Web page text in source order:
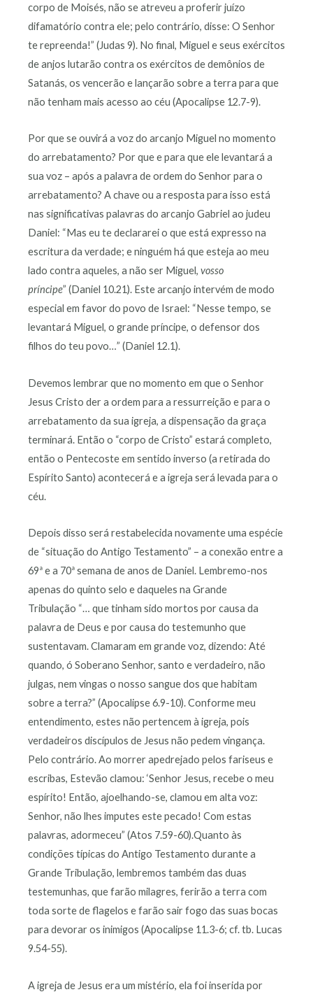
corpo de Moisés, não se atreveu a proferir juízo
difamatório contra ele; pelo contrário, disse: O Senhor
te repreenda!” (Judas 9). No final, Miguel e seus exércitos
de anjos lutarão contra os exércitos de demônios de
Satanás, os vencerão e lançarão sobre a terra para que
não tenham mais acesso ao céu (Apocalipse 12.7-9).
Por que se ouvirá a voz do arcanjo Miguel no momento
do arrebatamento? Por que e para que ele levantará a
sua voz – após a palavra de ordem do Senhor para o
arrebatamento? A chave ou a resposta para isso está
nas significativas palavras do arcanjo Gabriel ao judeu
Daniel: “Mas eu te declararei o que está expresso na
escritura da verdade; e ninguém há que esteja ao meu
lado contra aqueles, a não ser Miguel, vosso
príncipe” (Daniel 10.21). Este arcanjo intervém de modo
especial em favor do povo de Israel: “Nesse tempo, se
levantará Miguel, o grande príncipe, o defensor dos
filhos do teu povo…” (Daniel 12.1).
Devemos lembrar que no momento em que o Senhor
Jesus Cristo der a ordem para a ressurreição e para o
arrebatamento da sua igreja, a dispensação da graça
terminará. Então o “corpo de Cristo” estará completo,
então o Pentecoste em sentido inverso (a retirada do
Espírito Santo) acontecerá e a igreja será levada para o
céu.
Depois disso será restabelecida novamente uma espécie
de “situação do Antigo Testamento” – a conexão entre a
69ª e a 70ª semana de anos de Daniel. Lembremo-nos
apenas do quinto selo e daqueles na Grande
Tribulação “… que tinham sido mortos por causa da
palavra de Deus e por causa do testemunho que
sustentavam. Clamaram em grande voz, dizendo: Até
quando, ó Soberano Senhor, santo e verdadeiro, não
julgas, nem vingas o nosso sangue dos que habitam
sobre a terra?” (Apocalipse 6.9-10). Conforme meu
entendimento, estes não pertencem à igreja, pois
verdadeiros discípulos de Jesus não pedem vingança.
Pelo contrário. Ao morrer apedrejado pelos fariseus e
escribas, Estevão clamou: ‘Senhor Jesus, recebe o meu
espírito! Então, ajoelhando-se, clamou em alta voz:
Senhor, não lhes imputes este pecado! Com estas
palavras, adormeceu” (Atos 7.59-60).Quanto às
condições típicas do Antigo Testamento durante a
Grande Tribulação, lembremos também das duas
testemunhas, que farão milagres, ferirão a terra com
toda sorte de flagelos e farão sair fogo das suas bocas
para devorar os inimigos (Apocalipse 11.3-6; cf. tb. Lucas
9.54-55).
A igreja de Jesus era um mistério, ela foi inserida por